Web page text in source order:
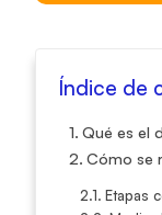
Índice de
Qué es el
Cómo se
Etapas